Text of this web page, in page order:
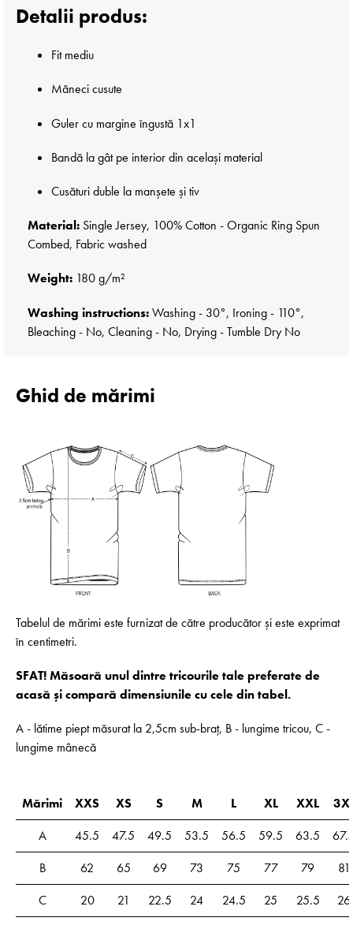
Detalii produs:
Fit mediu
Măneci cusute
Guler cu margine îngustă 1x1
Bandă la gât pe interior din același material
Cusături duble la manșete și tiv
Material: Single Jersey, 100% Cotton - Organic Ring Spun
Combed, Fabric washed
Weight: 180 g/m²
Washing instructions:Washing - 30°, Ironing - 110°,
Bleaching - No, Cleaning - No, Drying - Tumble Dry No
Ghid de mărimi
Tabelul de mărimi este furnizat de către producător și este exprimat
în centimetri.
SFAT! Măsoară unul dintre tricourile tale preferate de
acasă și compară dimensiunile cu cele din tabel.
A - lătime piept măsurat la 2,5cm sub-braț, B - lungime tricou, C -
lungime mânecă
Mărimi XXS XS S M L XL XXL
A
45.5 47.5 49.5 53.5 56.5 59.5 63.5
B
62 65 69 73 75 77 79
81
C
20 21 22.5 24 24.5 25 25.5 26